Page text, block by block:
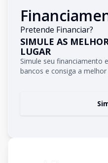
Pretende Financiar?
SIMULE AS
LUGAR
Simule seu financiamento
bancos e consiga a